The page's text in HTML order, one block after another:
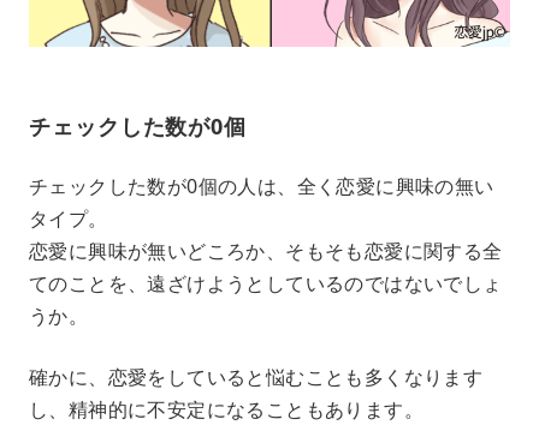
チェックした数が0個
チェックした数が0個の人は、全く恋愛に興味の無い
タイプ。
恋愛に興味が無いどころか、そもそも恋愛に関する全
てのことを、遠ざけようとしているのではないでしょ
うか。
確かに、恋愛をしていると悩むことも多くなります
し、精神的に不安定になることもあります。